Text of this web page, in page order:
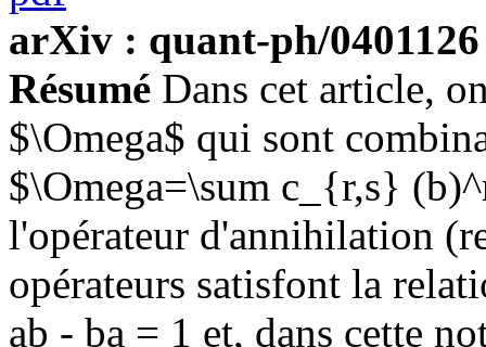
arXiv : quant-ph/0401126
Résumé Dans cet article,
$\Omega$ qui sont
$\Omega=\sum c_{r,s}
l'opérateur d'annihilation
opérateurs satisfont la
ab - ba = 1 et, dans cette